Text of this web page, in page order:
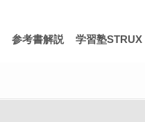
参考書解説 学習塾STRUX